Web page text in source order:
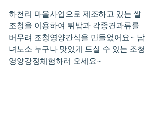
하천리 마을사업으로 제조하고 있는 쌀
조청을 이용하여 튀밥과 각종견과류를
버무려 조청영양간식을 만들었어요~ 남
녀노소 누구나 맛있게 드실 수 있는 조청
영양강정체험하러 오세요~